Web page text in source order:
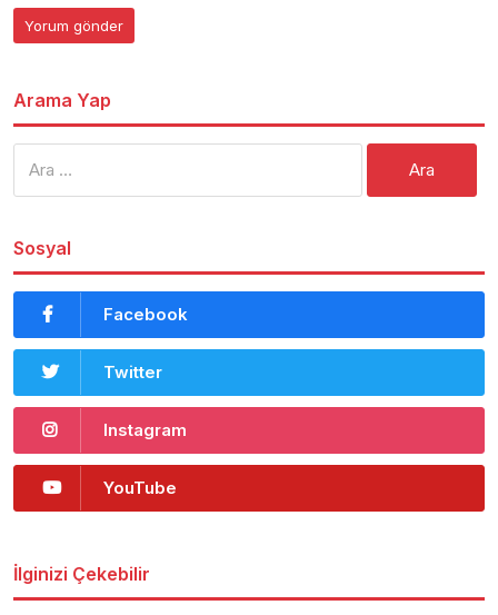
Arama Yap
Sosyal
Facebook
Twitter
Instagram
YouTube
İlginizi Çekebilir